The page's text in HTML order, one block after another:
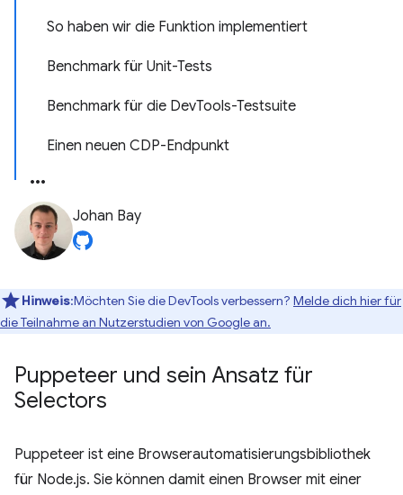
So haben wir die Funktion implementiert
Benchmark für Unit-Tests
Benchmark für die DevTools-Testsuite
Einen neuen CDP-Endpunkt
Johan Bay
Hinweis:Möchten Sie die DevTools verbessern? Melde dich hier für
die Teilnahme an Nutzerstudien von Google an.
Puppeteer und sein Ansatz für
Selectors
Puppeteer ist eine Browserautomatisierungsbibliothek
für Node.js. Sie können damit einen Browser mit einer